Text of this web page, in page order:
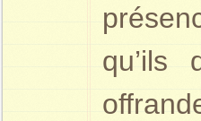
qu’ils